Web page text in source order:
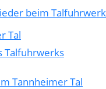
beim Talfuhrwerk
Tal
Talfuhrwerks
Tannheimer Tal